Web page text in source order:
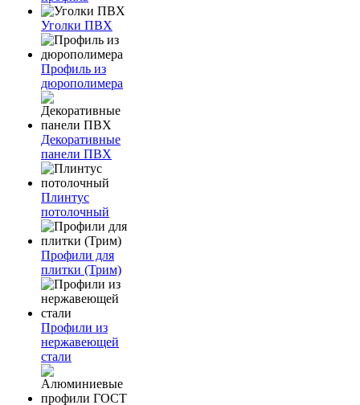
Уголки ПВХ
Профиль из
дюрополимера
Декоративные
панели ПВХ
Плинтус
потолочный
Профили для
плитки (Трим)
Профили из
нержавеющей
стали